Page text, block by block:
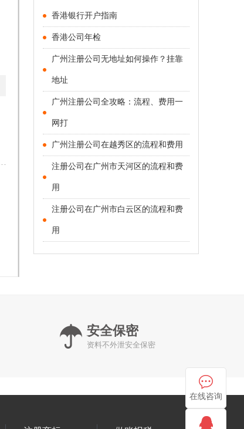
香港银行开户指南
香港公司年检
广州注册公司无地址如何操作？挂靠
地址
广州注册公司全攻略：流程、费用一
网打
广州注册公司在越秀区的流程和费用
注册公司在广州市天河区的流程和费
用
注册公司在广州市白云区的流程和费
用
安全保密
资料不外泄安全保密
在线咨询